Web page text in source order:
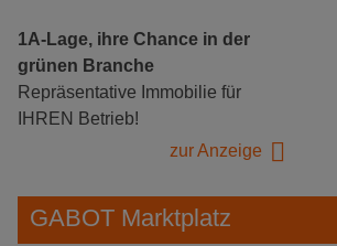
1A-Lage, ihre Chance in der
grünen Branche
Repräsentative Immobilie für
IHREN Betrieb!
zur Anzeige
GABOT Marktplatz